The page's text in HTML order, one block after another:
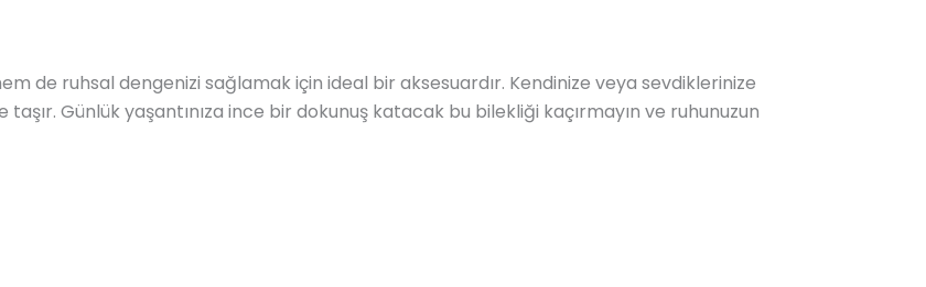
de ruhsal dengenizi sağlamak için ideal bir aksesuardır. Kendinize veya sevdiklerinize
Günlük yaşantınıza ince bir dokunuş katacak bu bilekliği kaçırmayın ve ruhunuzun